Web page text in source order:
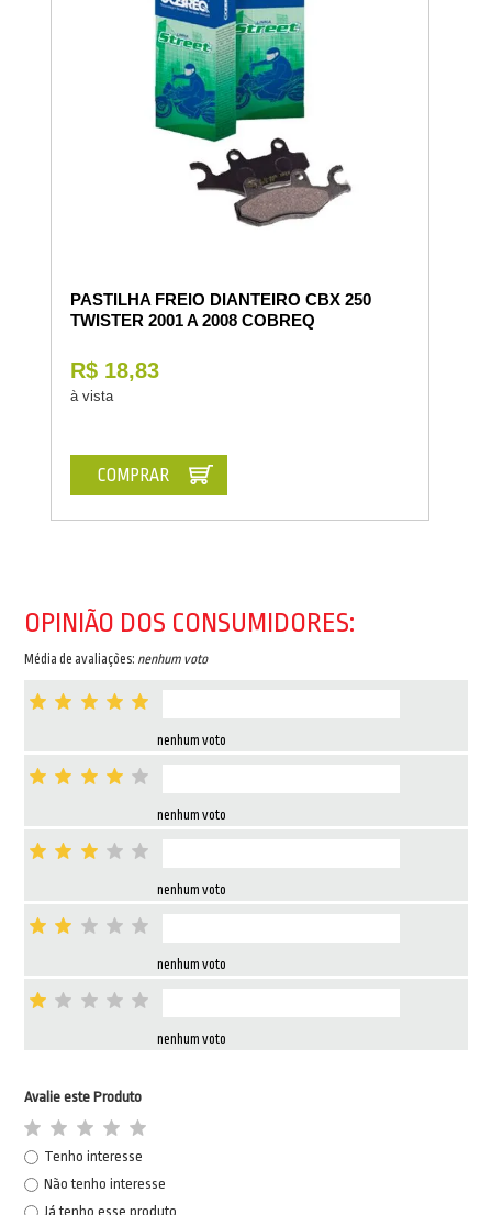
PASTILHA FREIO DIANTEIRO CBX 250
TWISTER 2001 A 2008 COBREQ
R$ 18,83
à vista
COMPRAR
OPINIÃO DOS CONSUMIDORES:
Média de avaliações: nenhum voto
nenhum voto
nenhum voto
nenhum voto
nenhum voto
nenhum voto
Avalie este Produto
Tenho interesse
Não tenho interesse
Já tenho esse produto